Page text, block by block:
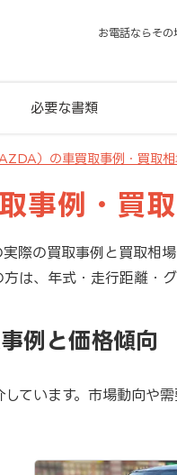
お電話ならその
必要な書類
）の車買取事例・買取相
事例・買
際の買取事例と買取相
は、年式・走行距離・
例と価格傾向
ています。市場動向や